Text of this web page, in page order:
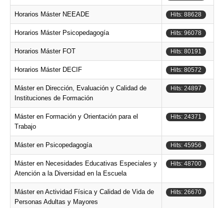
Horarios Máster NEEADE Hits: 88628
Horarios Máster Psicopedagogía Hits: 96078
Horarios Máster FOT Hits: 80191
Horarios Máster DECIF Hits: 80572
Máster en Dirección, Evaluación y Calidad de
Instituciones de Formación
Hits: 24897
Máster en Formación y Orientación para el
Trabajo
Hits: 24371
Máster en Psicopedagogía Hits: 45956
Máster en Necesidades Educativas Especiales y
Atención a la Diversidad en la Escuela
Hits: 48700
Máster en Actividad Física y Calidad de Vida de
Personas Adultas y Mayores
Hits: 26670